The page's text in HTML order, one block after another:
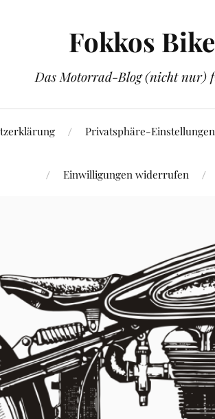
Fokkos
Das Motorrad-Blog (nicht nur)
Privatsphäre-
Einwilligungen widerrufen